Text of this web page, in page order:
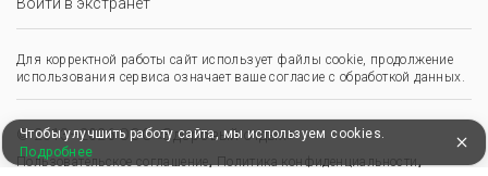
Войти в экстранет
Для корректной работы сайт использует файлы cookie, продолжение
использования сервиса означает ваше согласие с обработкой данных.
© 2013–2026 ООО «Здоровый отдых»
Пользовательское соглашение,Политика конфиденциальности,
Чтобы улучшить работу сайта, мы используем cookies.
Подробнее